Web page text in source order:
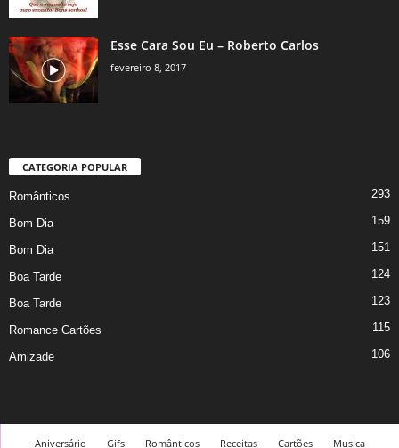
Esse Cara Sou Eu – Roberto Carlos
fevereiro 8, 2017
CATEGORIA POPULAR
Românticos 293
Bom Dia 159
Bom Dia 151
Boa Tarde 124
Boa Tarde 123
Romance Cartões 115
Amizade 106
Aniversário Gifs Românticos Receitas Cartões
Musica